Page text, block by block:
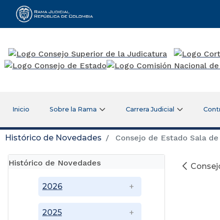
Rama Judicial
Inicio Sobre la Rama Carrera Judicial
Histórico de Novedades Consejo de Estado Sala
Histórico de Novedades
2025
2026